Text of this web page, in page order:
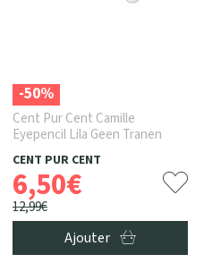
-50%
Cent Pur Cent Camille
Eyepencil Lila Geen Tranen
CENT PUR CENT
6,50€
12,99€
Ajouter